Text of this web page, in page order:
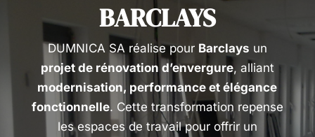
BARCLAYS
DUMNICA SA réalise pour Barclays un
projet de rénovation d’envergure, alliant
modernisation, performance et élégance
fonctionnelle. Cette transformation repense
les espaces de travail pour offrir un